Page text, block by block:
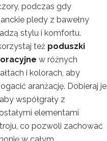
podczas gdy
pledy z bawełny
stylu i komfortu.
też poduszki
w różnych
i kolorach, aby
aranżację. Dobieraj je
współgrały z
elementami
co pozwoli zachować